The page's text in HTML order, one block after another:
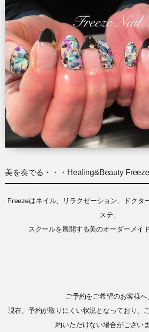
美を奏でる・・・Healing&Beauty Freeze
Freezeはネイル、リラクゼーション、ドクタ
ステ、
スクールを展開する美のオーダーメイ
ご予約をご希望のお客様へ
現在、予約が取りにくい状況となっており、
約いただけない場合がございま